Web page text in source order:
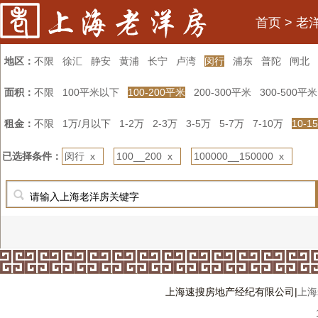
首页 > 老
地区： 不限 徐汇 静安 黄浦 长宁 卢湾 闵行 浦东 普陀 闸北
面积： 不限 100平米以下 100-200平米 200-300平米 300-500平米
租金： 不限 1万/月以下 1-2万 2-3万 3-5万 5-7万 7-10万 10-
已选择条件： 闵行 x 100__200 x 100000__150000 x
上海速搜房地产经纪有限公司| 上